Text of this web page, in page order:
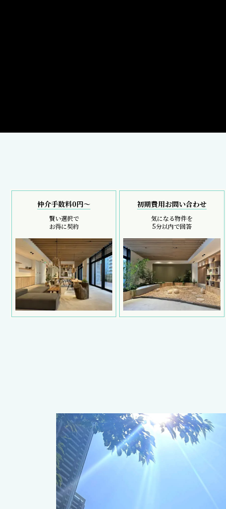
仲介手数料0円～
賢い選択で
お得に契約
初期費用お問い合わせ
気になる物件を
5分以内で回答